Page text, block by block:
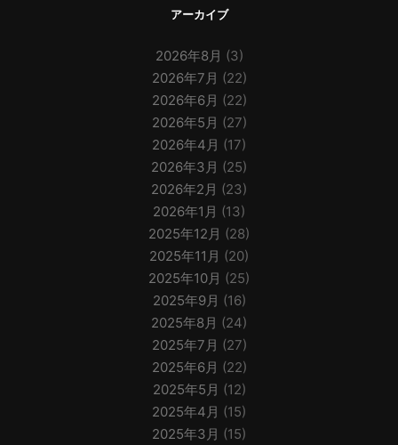
アーカイブ
2026年8月 (3)
2026年7月 (22)
2026年6月 (22)
2026年5月 (27)
2026年4月 (17)
2026年3月 (25)
2026年2月 (23)
2026年1月 (13)
2025年12月 (28)
2025年11月 (20)
2025年10月 (25)
2025年9月 (16)
2025年8月 (24)
2025年7月 (27)
2025年6月 (22)
2025年5月 (12)
2025年4月 (15)
2025年3月 (15)